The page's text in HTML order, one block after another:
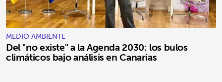
MEDIO AMBIENTE
Del "no existe" a la Agenda 2030: los bulos
climáticos bajo análisis en Canarias